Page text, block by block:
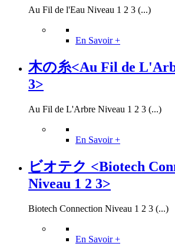
Au Fil de l'Eau Niveau 1 2 3 (...)
En Savoir +
木の糸<Au Fil de
3>
Au Fil de L'Arbre Niveau 1 2 3 (...)
En Savoir +
ビオテク <Biotech
Niveau 1 2 3>
Biotech Connection Niveau 1 2 3 (...)
En Savoir +